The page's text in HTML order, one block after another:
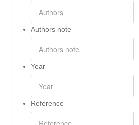
Authors note
Year
Reference